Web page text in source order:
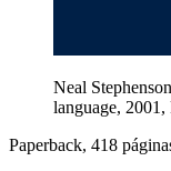
Neal
language, 2001,
Paperback, 418